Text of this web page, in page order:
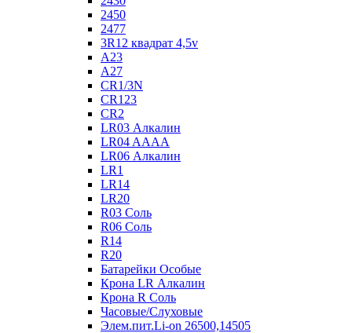
2450
2477
3R12 квадрат 4,5v
A23
A27
CR1/3N
CR123
CR2
LR03 Алкалин
LR04 AAAA
LR06 Алкалин
LR1
LR14
LR20
R03 Соль
R06 Соль
R14
R20
Батарейки Особые
Крона LR Алкалин
Крона R Соль
Часовые/Слуховые
Элем.пит.Li-on 26500,14505